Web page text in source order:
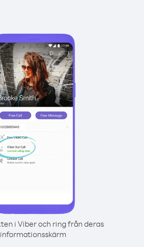
i Viber och ring från deras
informationsskärm